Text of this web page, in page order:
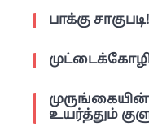
பாக்கு சாகுபடி!
உயர்த்தும்